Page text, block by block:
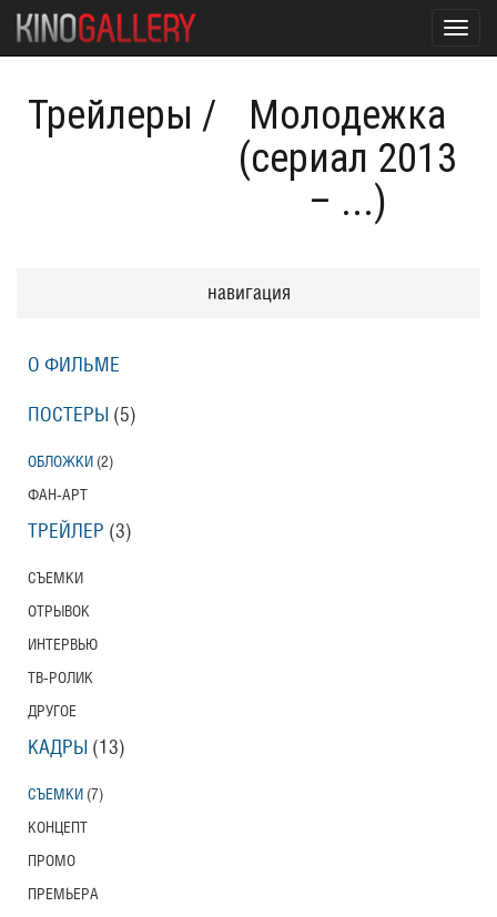
Трейлеры /
Молодежка
(сериал 2013
– ...)
навигация
О ФИЛЬМЕ
ПОСТЕРЫ (5)
ОБЛОЖКИ (2)
ФАН-АРТ
ТРЕЙЛЕР (3)
СЪЕМКИ
ОТРЫВОК
ИНТЕРВЬЮ
ТВ-РОЛИК
ДРУГОЕ
КАДРЫ (13)
СЪЕМКИ (7)
КОНЦЕПТ
ПРОМО
ПРЕМЬЕРА